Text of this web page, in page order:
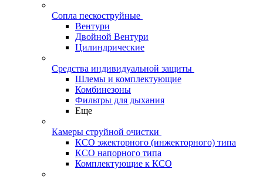
Сопла пескоструйные
Вентури
Двойной Вентури
Цилиндрические
Средства индивидуальной защиты
Шлемы и комплектующие
Комбинезоны
Фильтры для дыхания
Еще
Камеры струйной очистки
КСО эжекторного (инжекторного) типа
КСО напорного типа
Комплектующие к КСО